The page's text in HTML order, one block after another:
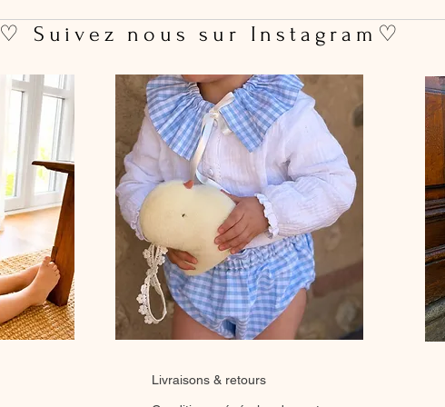
♡ Suivez nous sur Instagram♡
Livraisons & retours